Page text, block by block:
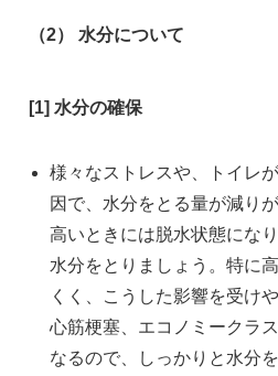
（2） 水分について
[1] 水分の確保
様々なストレスや、トイレ
因で、水分をとる量が減り
高いときには脱水状態にな
水分をとりましょう。特に
くく、こうした影響を受け
心筋梗塞、エコノミークラ
なるので、しっかりと水分